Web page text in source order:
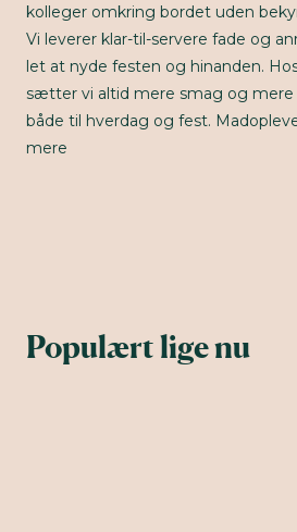
kolleger omkring bordet uden
Vi leverer klar-til-servere fade og
let at nyde festen og hinanden.
sætter vi altid mere smag og
både til hverdag og fest.
mere
Populært lige nu